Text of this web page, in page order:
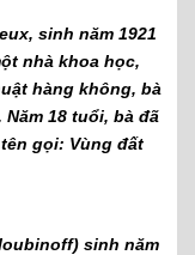
sinh năm 1921
nhà khoa học,
hàng không, bà
18 tuổi, bà đã
gọi: Vùng đất
sinh năm